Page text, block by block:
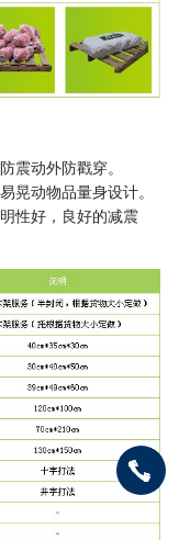
震动外防戳穿。
晃动物品量身设计。
性好，良好的减震